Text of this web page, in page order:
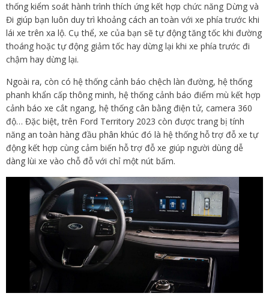
thống kiểm soát hành trình thích ứng kết hợp chức năng Dừng và
Đi giúp bạn luôn duy trì khoảng cách an toàn với xe phía trước khi
lái xe trên xa lộ. Cụ thể, xe của bạn sẽ tự động tăng tốc khi đường
thoáng hoặc tự động giảm tốc hay dừng lại khi xe phía trước đi
chậm hay dừng lại.
Ngoài ra, còn có hệ thống cảnh báo chệch làn đường, hệ thống
phanh khẩn cấp thông minh, hệ thống cảnh báo điểm mù kết hợp
cảnh báo xe cắt ngang, hệ thống cân bằng điện tử, camera 360
độ… Đặc biệt, trên Ford Territory 2023 còn được trang bị tính
năng an toàn hàng đầu phân khúc đó là hệ thống hỗ trợ đỗ xe tự
động kết hợp cùng cảm biến hỗ trợ đỗ xe giúp người dùng dễ
dàng lùi xe vào chỗ đỗ với chỉ một nút bấm.